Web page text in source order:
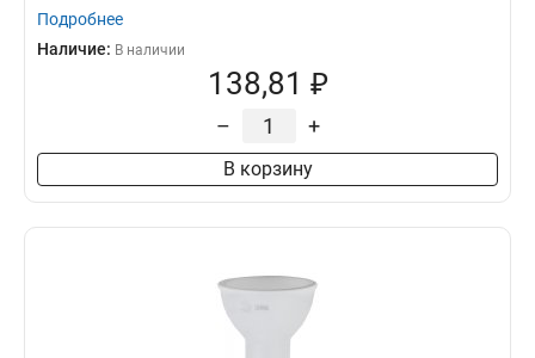
Подробнее
Наличие: В наличии
138,81 ₽
– +
В корзину